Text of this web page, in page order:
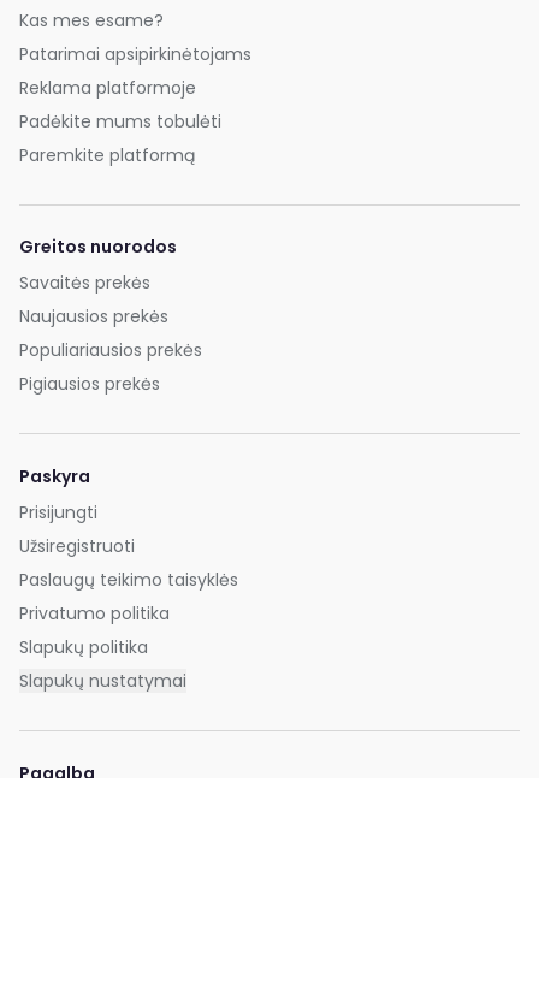
Kas mes esame?
Patarimai apsipirkinėtojams
Reklama platformoje
Padėkite mums tobulėti
Paremkite platformą
Greitos nuorodos
Savaitės prekės
Naujausios prekės
Populiariausios prekės
Pigiausios prekės
Paskyra
Prisijungti
Užsiregistruoti
Paslaugų teikimo taisyklės
Privatumo politika
Slapukų politika
Slapukų nustatymai
Pagalba